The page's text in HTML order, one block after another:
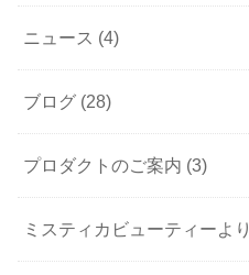
ニュース (4)
ブログ (28)
プロダクトのご案内 (3)
ミスティカビューティーより